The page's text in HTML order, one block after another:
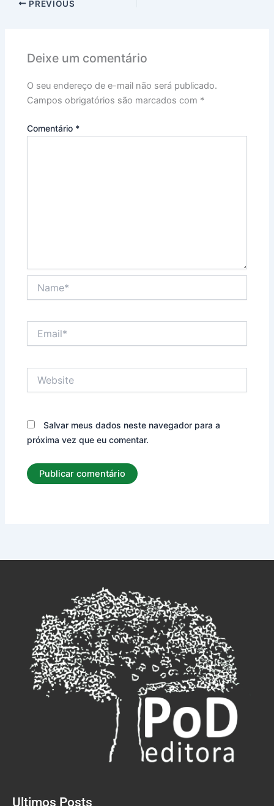
PREVIOUS
Deixe um comentário
O seu endereço de e-mail não será publicado.
Campos obrigatórios são marcados com *
Comentário *
Salvar meus dados neste navegador para a
próxima vez que eu comentar.
Ultimos Posts